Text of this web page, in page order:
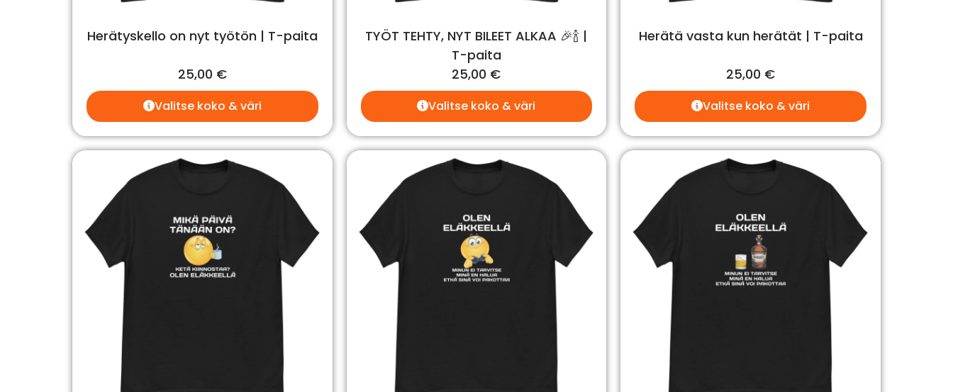
Herätyskello on nyt työtön | T-paita
25,00 €
Valitse koko & väri
TYÖT TEHTY, NYT BILEET ALKAA 🎉🍾 |
T-paita
25,00 €
Valitse koko & väri
Herätä vasta kun herätät | T-paita
25,00 €
Valitse koko & väri